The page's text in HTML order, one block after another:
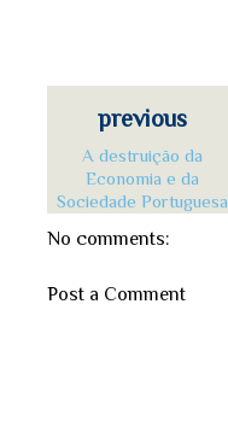
previous
A destruição da
Economia e da
Sociedade Portuguesa
No comments:
Post a Comment